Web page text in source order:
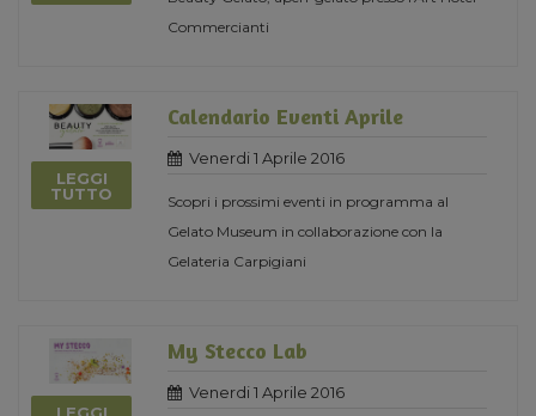
Commercianti
LEGGI
TUTTO
Calendario Eventi Aprile
Venerdi 1 Aprile 2016
Scopri i prossimi eventi in programma al
Gelato Museum in collaborazione con la
Gelateria Carpigiani
My Stecco Lab
Venerdi 1 Aprile 2016